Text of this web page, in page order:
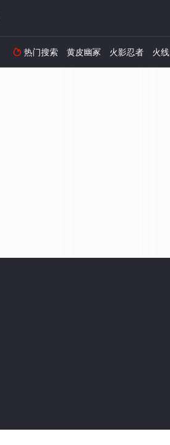
 热门搜索 黄皮幽冢 火影忍者 火